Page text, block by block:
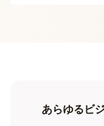
あらゆるビ